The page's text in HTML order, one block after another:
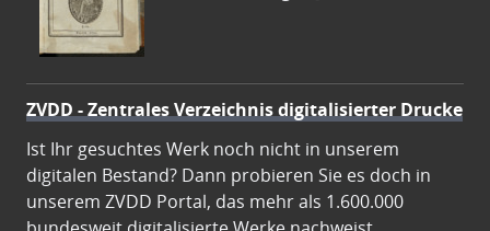
ZVDD - Zentrales Verzeichnis digitalisierter Drucke
Ist Ihr gesuchtes Werk noch nicht in unserem
digitalen Bestand? Dann probieren Sie es doch in
unserem ZVDD Portal, das mehr als 1.600.000